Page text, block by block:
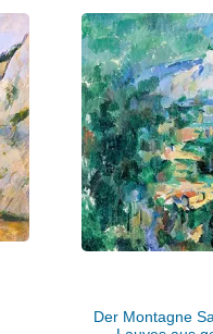
Der Montagne